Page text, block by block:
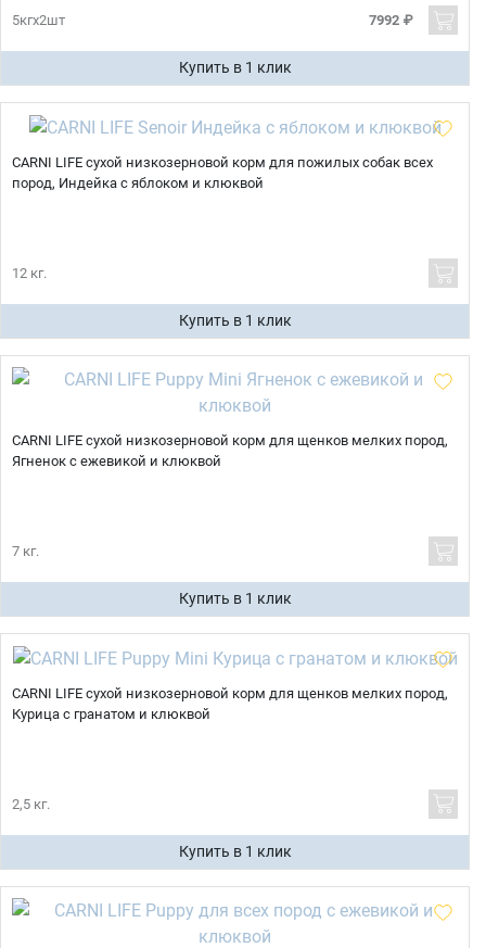
5кгх2шт 7992 ₽
Купить в 1 клик
CARNI LIFE сухой низкозерновой корм для пожилых собак всех
пород, Индейка с яблоком и клюквой
12 кг.
Купить в 1 клик
CARNI LIFE сухой низкозерновой корм для щенков мелких пород,
Ягненок с ежевикой и клюквой
7 кг.
Купить в 1 клик
CARNI LIFE сухой низкозерновой корм для щенков мелких пород,
Курица с гранатом и клюквой
2,5 кг.
Купить в 1 клик